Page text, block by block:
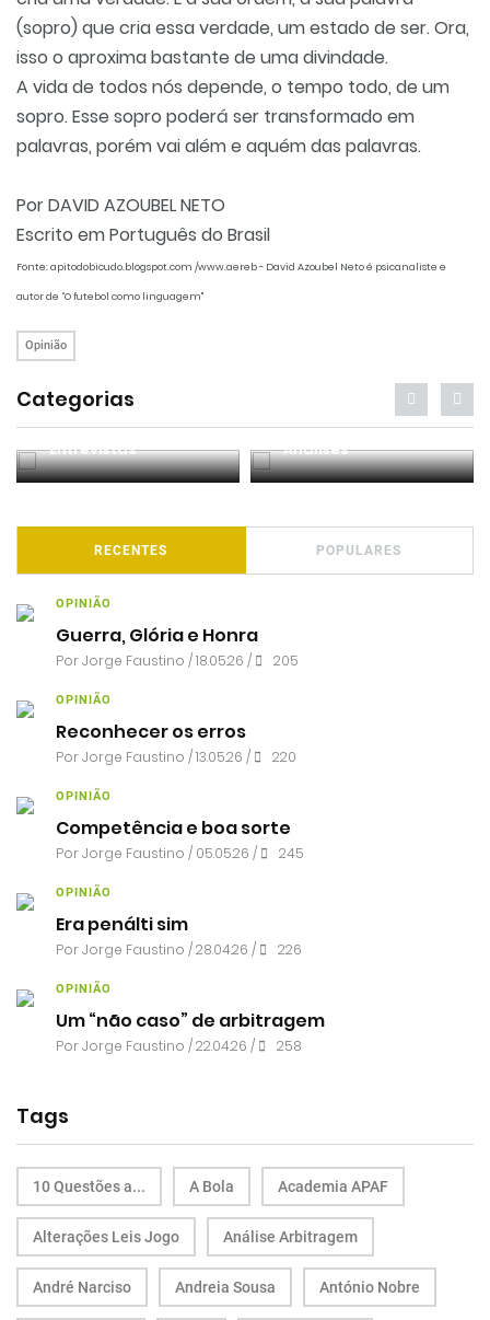
(sopro) que cria essa verdade, um estado de ser. Ora,
isso o aproxima bastante de uma divindade.
A vida de todos nós depende, o tempo todo, de um
sopro. Esse sopro poderá ser transformado em
palavras, porém vai além e aquém das palavras.
Por DAVID AZOUBEL NETO
Escrito em Português do Brasil
Fonte: apitodobicudo.blogspot.com /www.aereb - David Azoubel Neto é psicanaliste e
autor de “O futebol como linguagem"
Opinião
Categorias
Entrevistas Análises
RECENTES POPULARES
OPINIÃO
Guerra, Glória e Honra
PorJorge Faustino / 18.05.26 / 205
OPINIÃO
Reconhecer os erros
PorJorge Faustino / 13.05.26 / 220
OPINIÃO
Competência e boa sorte
PorJorge Faustino / 05.05.26 / 245
OPINIÃO
Era penálti sim
PorJorge Faustino / 28.04.26 / 226
OPINIÃO
Um “não caso” de arbitragem
PorJorge Faustino / 22.04.26 / 258
Tags
10 Questões a... A Bola Academia APAF
Alterações Leis Jogo Análise Arbitragem
André Narciso Andreia Sousa António Nobre